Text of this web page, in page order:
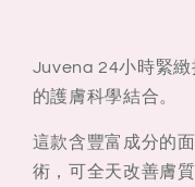
Juvena 24小時緊
的護膚科學結合。
這款含豐富成分的
術，可全天改善膚